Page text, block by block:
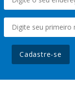
Cadastre-se